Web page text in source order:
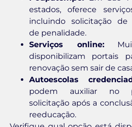
estados, oferece
incluindo solicitação
de penalidade.
Serviços online:
disponibilizam portais
renovação sem sair de
Autoescolas
podem auxiliar no
solicitação após a
reeducação.